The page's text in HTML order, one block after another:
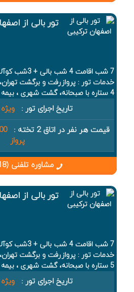
تور بالی از
7 شب اقامت 4 شب بالی + 3شب کوآلالامپور
خدمات تور : پروازرفت و برگشت تهران،
4 ستاره با صبحانه، گشت شهری ، بیمه
تاریخ اجرای تور :
قیمت هر نفر در اتاق 2 تخته :
پرواز
مشاوره تلفنی (34118-031)
تور بالی از
7 شب اقامت 4 شب بالی + 3شب کوآلالامپور
خدمات تور : پروازرفت و برگشت تهران،
5 ستاره با صبحانه، گشت شهری ، بیمه
تاریخ اجرای تور :